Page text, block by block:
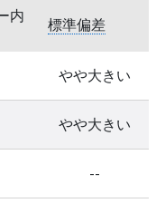
内
標準偏差
やや大きい
やや大きい
--